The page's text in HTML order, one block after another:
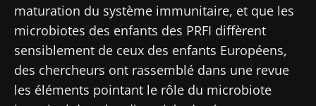
maturation du système immunitaire, et que les
microbiotes des enfants des PRFI diffèrent
sensiblement de ceux des enfants Européens,
des chercheurs ont rassemblé dans une revue
les éléments pointant le rôle du microbiote